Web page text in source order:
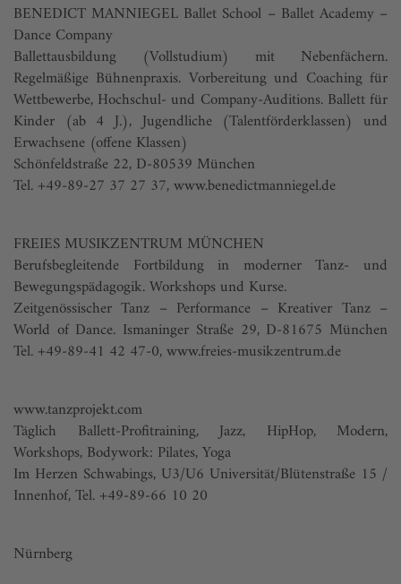
BENEDICT MANNIEGEL Ballet School – Ballet Academy –
Dance Company
Ballettausbildung (Vollstudium) mit Nebenfächern.
Regelmäßige Bühnenpraxis. Vorbereitung und Coaching für
Wettbewerbe, Hochschul- und Company-Auditions. Ballett für
Kinder (ab 4 J.), Jugendliche (Talentförderklassen) und
Erwachsene (offene Klassen)
Schönfeldstraße 22, D-80539 München
Tel. +49-89-27 37 27 37,www.benedictmanniegel.de
FREIES MUSIKZENTRUM MÜNCHEN
Berufsbegleitende Fortbildung in moderner Tanz- und
Bewegungspädagogik. Workshops und Kurse.
Zeitgenössischer Tanz – Performance – Kreativer Tanz –
World of Dance. Ismaninger Straße 29, D-81675 München
Tel. +49-89-41 42 47-0,www.freies-musikzentrum.de
www.tanzprojekt.com
Täglich Ballett-Profitraining, Jazz, HipHop, Modern,
Workshops, Bodywork: Pilates, Yoga
Im Herzen Schwabings, U3/U6 Universität/Blütenstraße 15 /
Innenhof, Tel. +49-89-66 10 20
Nürnberg